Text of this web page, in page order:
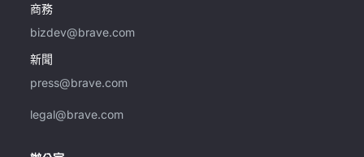
商務
bizdev@brave.com
新聞
press@brave.com
legal@brave.com